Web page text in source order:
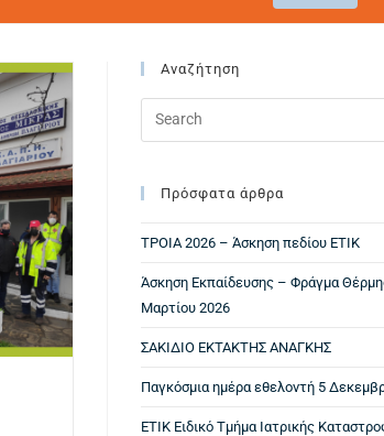
Αναζήτηση
Πρόσφατα άρθρα
ΤΡΟΙΑ 2026 – Άσκηση πεδίου ΕΤΙΚ
Άσκηση Εκπαίδευσης – Φράγμα
Μαρτίου 2026
ΣΑΚΙΔΙΟ ΕΚΤΑΚΤΗΣ ΑΝΑΓΚΗΣ
Παγκόσμια ημέρα εθελοντή 5
ΕΤΙΚ Ειδικό Τμήμα Ιατρικής